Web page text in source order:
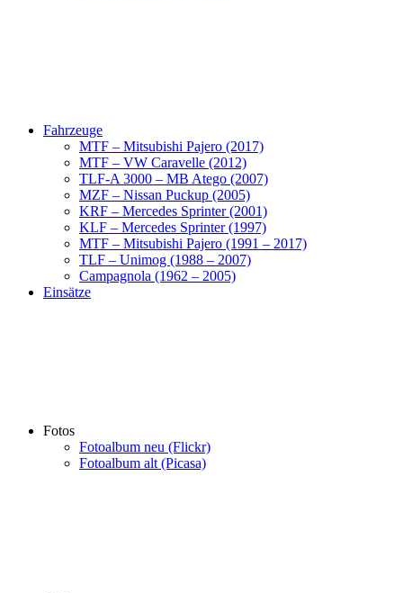
Fahrzeuge
MTF – Mitsubishi Pajero (2017)
MTF – VW Caravelle (2012)
TLF-A 3000 – MB Atego (2007)
MZF – Nissan Puckup (2005)
KRF – Mercedes Sprinter (2001)
KLF – Mercedes Sprinter (1997)
MTF – Mitsubishi Pajero (1991 – 2017)
TLF – Unimog (1988 – 2007)
Campagnola (1962 – 2005)
Einsätze
Fotos
Fotoalbum neu (Flickr)
Fotoalbum alt (Picasa)